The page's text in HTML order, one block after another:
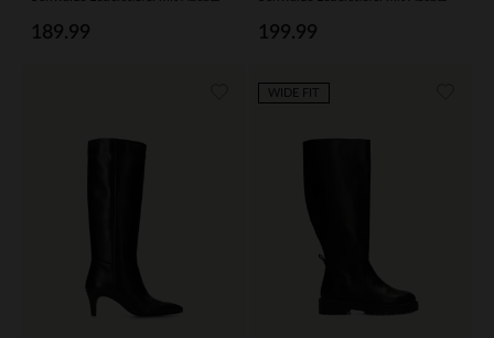
189.99 199.99
WIDE FIT